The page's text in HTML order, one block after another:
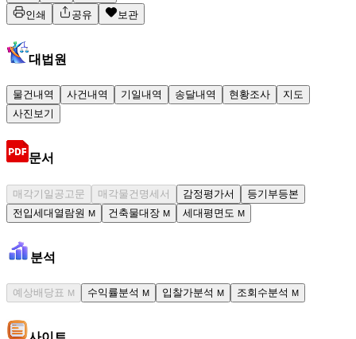
인쇄
공유 보관
대법원
물건내역 사건내역 기일내역 송달내역 현황조사
지도
사진보기
문서
매각기일공고문 매각물건명세서 감정평가서
등기부등본
전입세대열람원 M 건축물대장 M 세대평면도 M
분석
예상배당표 M 수익률분석 M 입찰가분석 M 조회수분석 M